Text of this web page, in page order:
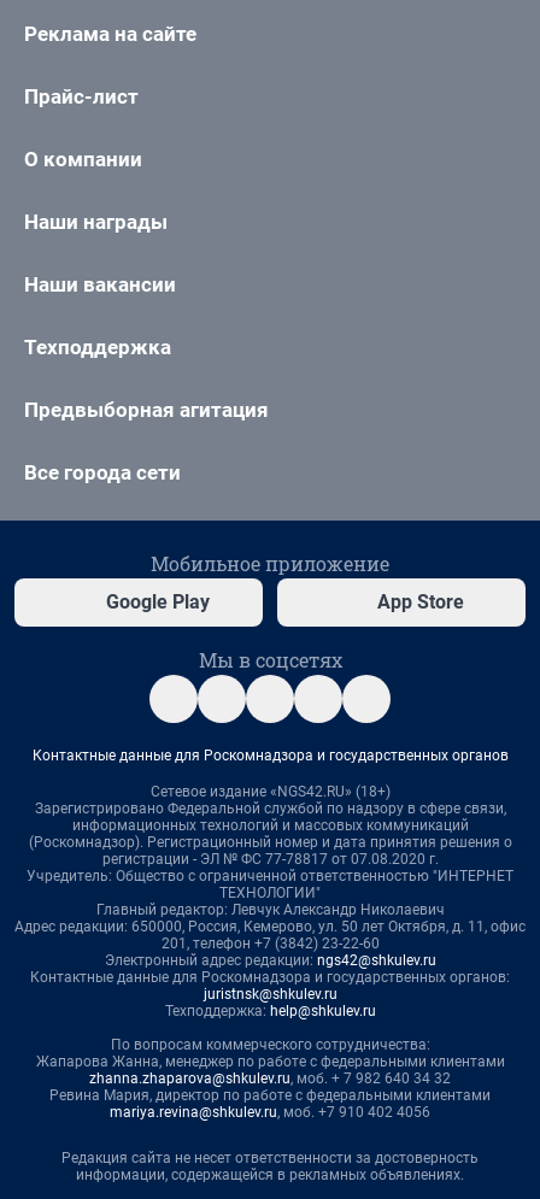
Реклама на сайте
Прайс-лист
О компании
Наши награды
Наши вакансии
Техподдержка
Предвыборная агитация
Все города сети
Мобильное приложение
Google Play App Store
Мы в соцсетях
Контактные данные для Роскомнадзора и государственных органов
Сетевое издание «NGS42.RU» (18+)
Зарегистрировано Федеральной службой по надзору в сфере связи,
информационных технологий и массовых коммуникаций
(Роскомнадзор). Регистрационный номер и дата принятия решения о
регистрации - ЭЛ № ФС 77-78817 от 07.08.2020 г.
Учредитель: Общество с ограниченной ответственностью "ИНТЕРНЕТ
ТЕХНОЛОГИИ"
Главный редактор: Левчук Александр Николаевич
Адрес редакции: 650000, Россия, Кемерово, ул. 50 лет Октября, д. 11, офис
201, телефон +7 (3842) 23-22-60
Электронный адрес редакции: ngs42@shkulev.ru
Контактные данные для Роскомнадзора и государственных органов:
juristnsk@shkulev.ru
Техподдержка: help@shkulev.ru
По вопросам коммерческого сотрудничества:
Жапарова Жанна, менеджер по работе с федеральными клиентами
zhanna.zhaparova@shkulev.ru, моб. + 7 982 640 34 32
Ревина Мария, директор по работе с федеральными клиентами
mariya.revina@shkulev.ru, моб. +7 910 402 4056
Редакция сайта не несет ответственности за достоверность
информации, содержащейся в рекламных объявлениях.